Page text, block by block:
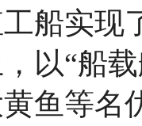
船实现
以“船
鱼等名